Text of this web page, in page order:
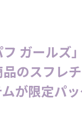
フ ガールズ
のスフレチ
が限定パ